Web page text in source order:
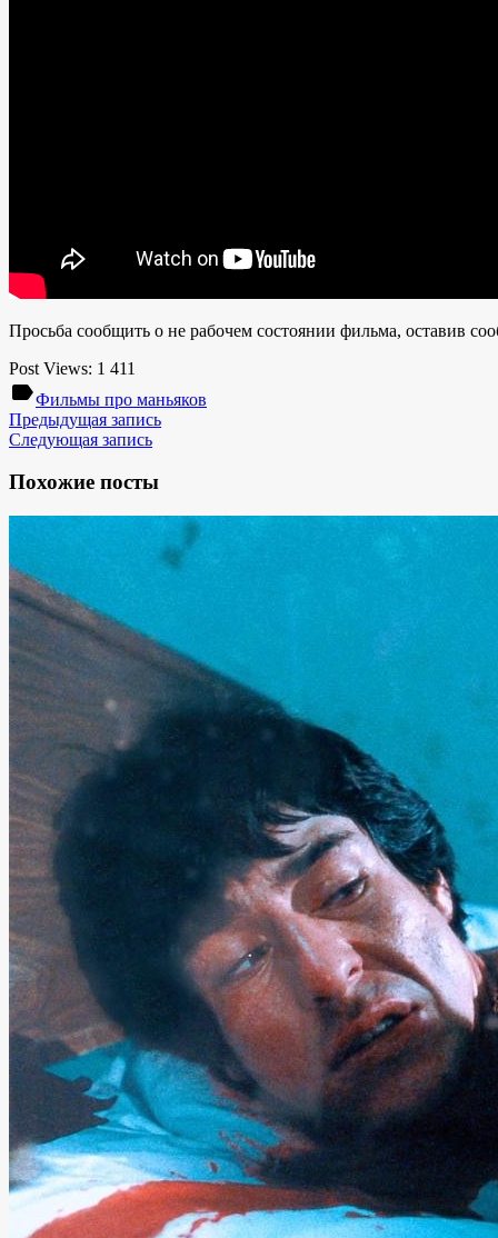
Просьба сообщить о не рабочем состоянии фильма, оставив
Post Views: 1 411
labelФильмы про маньяков
Предыдущая запись
Следующая запись
Похожие посты